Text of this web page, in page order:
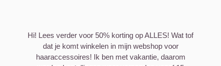
Hi! Lees verder voor 50% korting op ALLES! Wat tof
dat je komt winkelen in mijn webshop voor
haaraccessoires! Ik ben met vakantie, daarom